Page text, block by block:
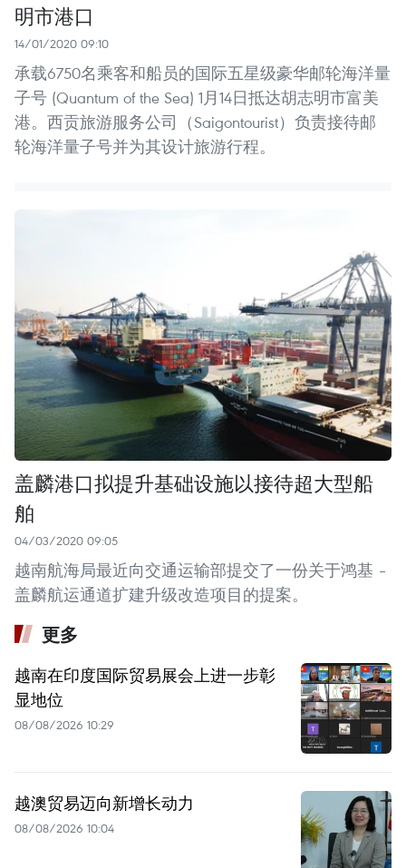
明市港口
14/01/2020 09:10
承载6750名乘客和船员的国际五星级豪华邮轮海洋量
子号 (Quantum of the Sea) 1月14日抵达胡志明市富美
港。西贡旅游服务公司（Saigontourist）负责接待邮
轮海洋量子号并为其设计旅游行程。
盖麟港口拟提升基础设施以接待超大型船
舶
04/03/2020 09:05
越南航海局最近向交通运输部提交了一份关于鸿基 –
盖麟航运通道扩建升级改造项目的提案。
更多
越南在印度国际贸易展会上进一步彰
显地位
08/08/2026 10:29
越澳贸易迈向新增长动力
08/08/2026 10:04